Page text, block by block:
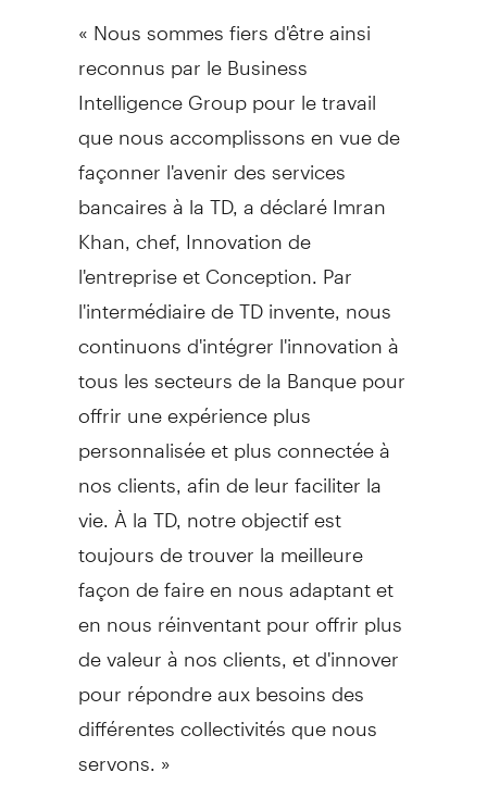
« Nous sommes fiers d'être ainsi
reconnus par le Business
Intelligence Group pour le travail
que nous accomplissons en vue de
façonner l'avenir des services
bancaires à la TD, a déclaréImran
Khan , chef, Innovation de
l'entreprise et Conception. Par
l'intermédiaire de TD invente, nous
continuons d'intégrer l'innovation à
tous les secteurs de la Banque pour
offrir une expérience plus
personnalisée et plus connectée à
nos clients, afin de leur faciliter la
vie. À la TD, notre objectif est
toujours de trouver la meilleure
façon de faire en nous adaptant et
en nous réinventant pour offrir plus
de valeur à nos clients, et d'innover
pour répondre aux besoins des
différentes collectivités que nous
servons. »